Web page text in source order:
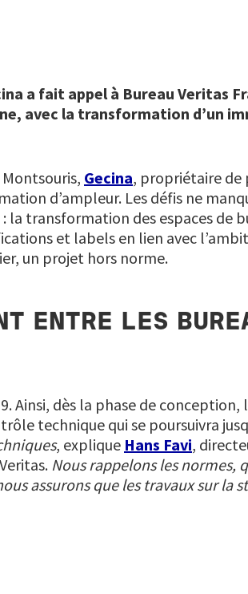
a fait appel à Bureau Veritas
avec la transformation d’un
Gecina, propriétaire de
d’ampleur. Les défis ne
la transformation des espaces de
et labels en lien avec
un projet hors norme.
ENTRE LES
Ainsi, dès la phase de
technique qui se poursuivra
, explique Hans Favi,
Nous rappelons les normes,
assurons que les travaux sur la